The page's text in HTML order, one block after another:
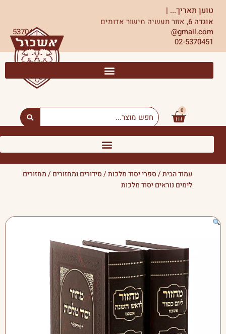
לתוכןטוען תאריך... |
אוגדה 6,
אזור תעשיה מישור אדומים
5370451
gmail.com@
02-5370451
0
עגלת
קניות
Search
...
עמוד הבית/ספרי יסוד מלכות/סידורים ומחזורים / מחזורים
לימים נוראים יסוד מלכות